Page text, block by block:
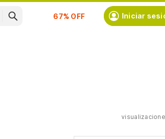
Suscríbete
Iniciar